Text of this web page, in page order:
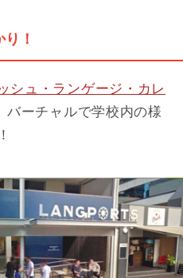
！
シュ・ランゲージ・カレ
バーチャルで学校内の様